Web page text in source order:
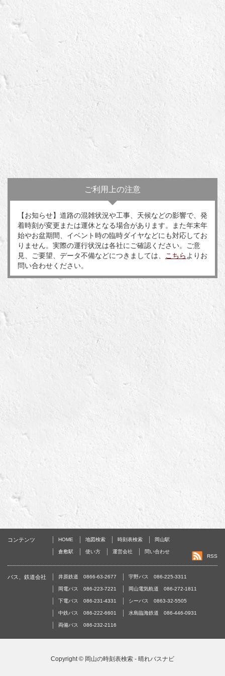
ご利用上の注意
【お知らせ】道路の混雑状況や工事、天候などの影響で、発
着時刻が変更または運休となる場合があります。また年末年
始やお盆期間、イベント時の臨時ダイヤなどにも対応してお
りません。実際の運行状況は各社にご確認ください。ご意
見、ご要望、データ不備などにつきましては、
こちら よりお
問い合わせください。
コンテンツ HOME 地図検索 時刻表検索 岡山駅
倉敷駅 使い方 運営会社
問い合わせ
RSS
バス、鉄道会社 井原鉄道 0866-63-2677 宇野バス 086-225-3311
岡電バス 086-223-7221 岡山電気軌道 086-272-1811
下電バス 086-231-4331 シーバス 0863-32-5505
中鉄バス 086-222-6601 水島臨海鉄道 086-446-0931
両備バス 086-232-2116
Copyright © 岡山の時刻表検索 - 晴れバスナビ